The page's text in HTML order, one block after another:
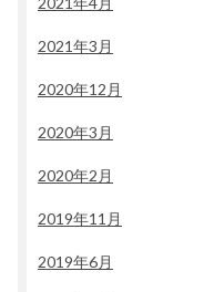
2021年3月
2020年12月
2020年3月
2020年2月
2019年11月
2019年6月